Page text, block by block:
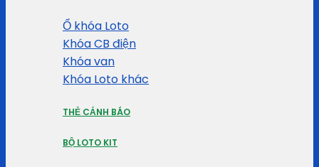
Ổ khóa Loto
Khóa CB điện
Khóa van
Khóa Loto khác
THẺ CẢNH BÁO
BỘ LOTO KIT